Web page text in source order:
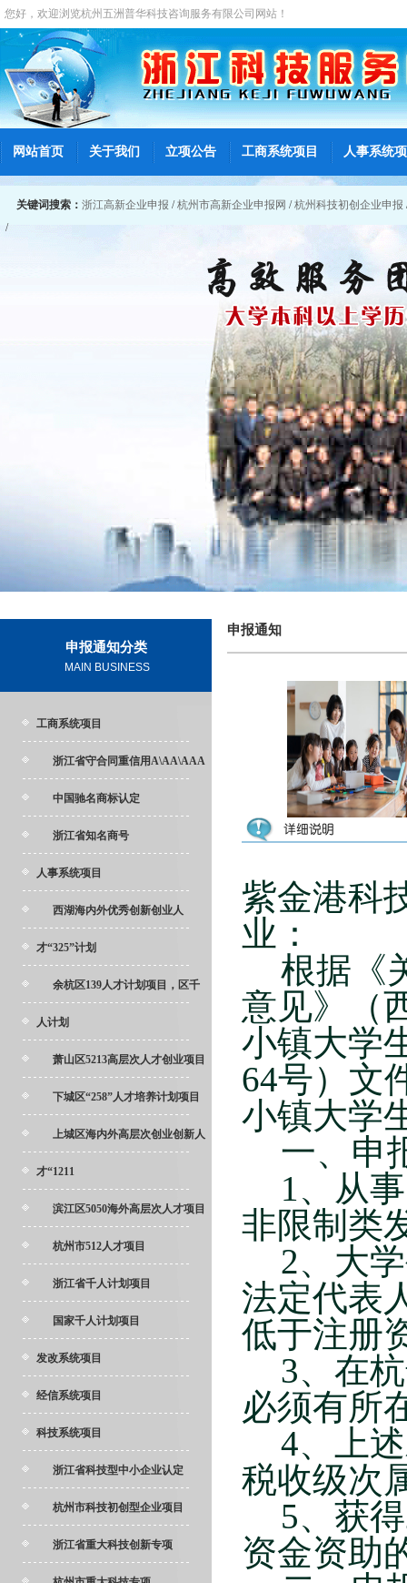
您好，欢迎浏览杭州五洲普华科技咨询服务有限公司 网站！
网站首页 关于我们 立项公告 工商系统项目 人事系统
关键词搜索： 浙江高新企业申报 /杭州市高新企业申报网 /杭州科技初创企业申报
/
申报通知分类
MAIN BUSINESS
工商系统项目
浙江省守合同重信用A\AA\AAA
中国驰名商标认定
浙江省知名商号
人事系统项目
西湖海内外优秀创新创业人
才“325”计划
余杭区139人才计划项目，区千
人计划
萧山区5213高层次人才创业项目
下城区“258”人才培养计划项目
上城区海内外高层次创业创新人
才“1211
滨江区5050海外高层次人才项目
杭州市512人才项目
浙江省千人计划项目
国家千人计划项目
发改系统项目
经信系统项目
科技系统项目
浙江省科技型中小企业认定
杭州市科技初创型企业项目
浙江省重大科技创新专项
申报通知
紫金港科
业：
根据《
意见》（
小镇大学
64号）文
小镇大学
一、申
1、从
非限制类
2、大
法定代表
低于注册
3、在
必须有所
4、上
税收级次
5、获得
资金资助